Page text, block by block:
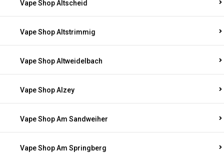
Vape Shop Altscheid
Vape Shop Altstrimmig
Vape Shop Altweidelbach
Vape Shop Alzey
Vape Shop Am Sandweiher
Vape Shop Am Springberg